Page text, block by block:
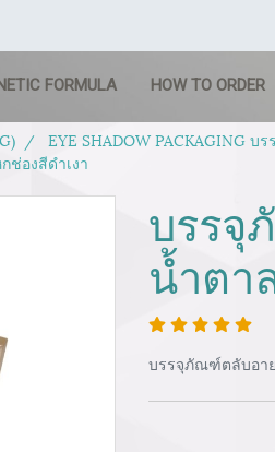
FORMULA HOW TO ORDER
EYE SHADOW PACKAGING
องสีดำเงา
บรรจุ
น้ำตา
บรรจุภัณฑ์ตลับอาย